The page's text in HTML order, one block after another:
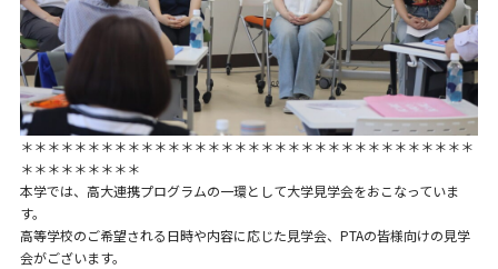
＊＊＊＊＊＊＊＊＊＊＊＊＊＊＊＊＊＊＊＊＊＊＊＊＊＊＊＊＊＊＊＊＊＊
＊＊＊＊＊＊＊＊＊
本学では、高大連携プログラムの一環として大学見学会をおこなっていま
す。
高等学校のご希望される日時や内容に応じた見学会、PTAの皆様向けの見学
会がございます。